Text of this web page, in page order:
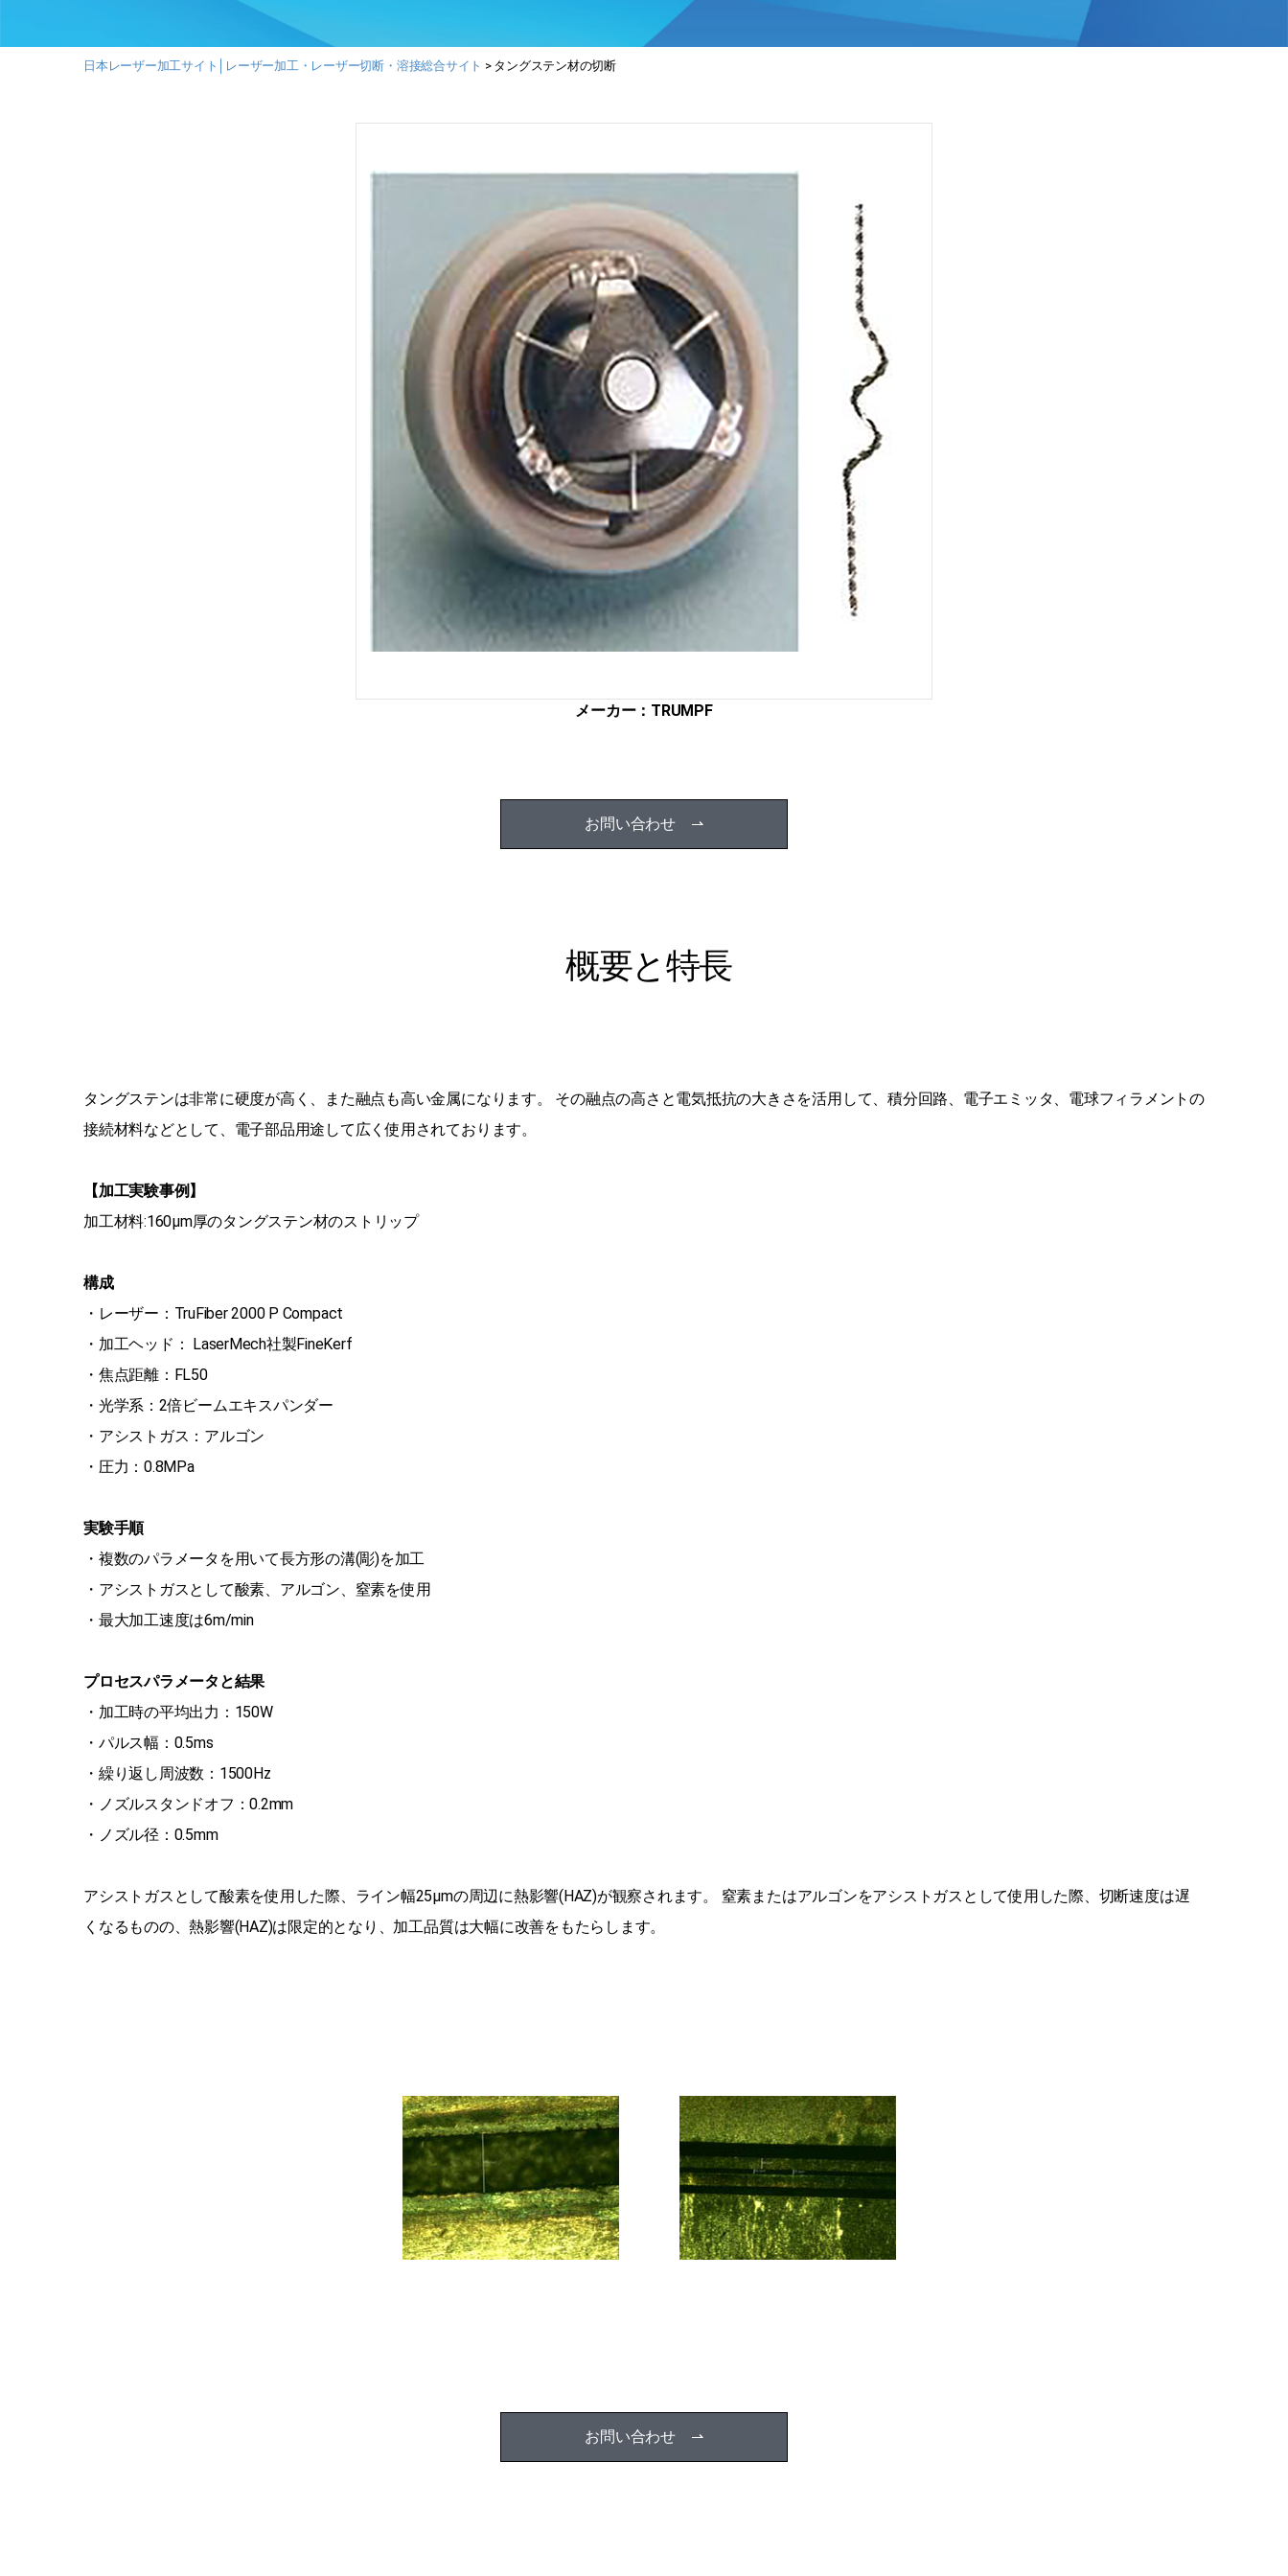
ー
日本レーザー加工サイト│レーザー加工・レーザー切断・溶接総合サイト > タングステン材の切断
メーカー：TRUMPF
お問い合わせ ⇀
概要と特長
タングステンは非常に硬度が高く、また融点も高い金属になります。 その融点の高さと電気抵抗の大きさを活用して、積分回路、電子エミッタ、電球フィラメントの
接続材料などとして、電子部品用途して広く使用されております。
【加工実験事例】
加工材料:160µm厚のタングステン材のストリップ
構成
・レーザー：TruFiber 2000 P Compact
・加工ヘッド： LaserMech社製FineKerf
・焦点距離：FL50
・光学系：2倍ビームエキスパンダー
・アシストガス：アルゴン
・圧力：0.8MPa
実験手順
・複数のパラメータを用いて長方形の溝(彫)を加工
・アシストガスとして酸素、アルゴン、窒素を使用
・最大加工速度は6m/min
プロセスパラメータと結果
・加工時の平均出力：150W
・パルス幅：0.5ms
・繰り返し周波数：1500Hz
・ノズルスタンドオフ：0.2mm
・ノズル径：0.5mm
アシストガスとして酸素を使用した際、ライン幅25μmの周辺に熱影響(HAZ)が観察されます。 窒素またはアルゴンをアシストガスとして使用した際、切断速度は遅
くなるものの、熱影響(HAZ)は限定的となり、加工品質は大幅に改善をもたらします。
お問い合わせ ⇀